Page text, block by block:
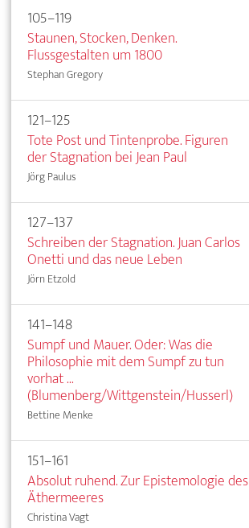
105–119
Staunen, Stocken, Denken.
Flussgestalten um 1800
Stephan Gregory
121–125
Tote Post und Tintenprobe. Figuren
der Stagnation bei Jean Paul
Jörg Paulus
127–137
Schreiben der Stagnation. Juan Carlos
Onetti und das neue Leben
Jörn Etzold
141–148
Sumpf und Mauer. Oder: Was die
Philosophie mit dem Sumpf zu tun
vorhat ...
(Blumenberg/Wittgenstein/Husserl)
Bettine Menke
151–161
Absolut ruhend. Zur Epistemologie des
Äthermeeres
Christina Vagt